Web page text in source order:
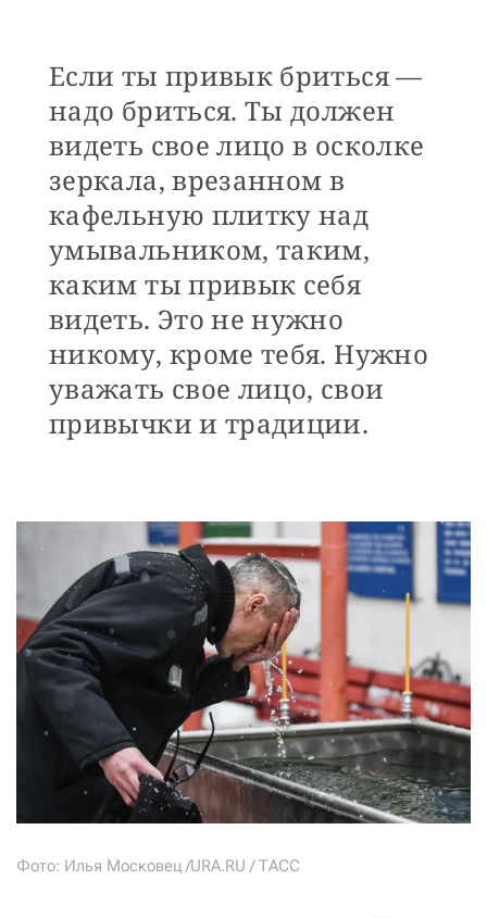
Если ты привык бриться —
надо бриться. Ты должен
видеть свое лицо в осколке
зеркала, врезанном в
кафельную плитку над
умывальником, таким,
каким ты привык себя
видеть. Это не нужно
никому, кроме тебя. Нужно
уважать свое лицо, свои
привычки и традиции.
Фото: Илья Московец /URA.RU / ТАСС